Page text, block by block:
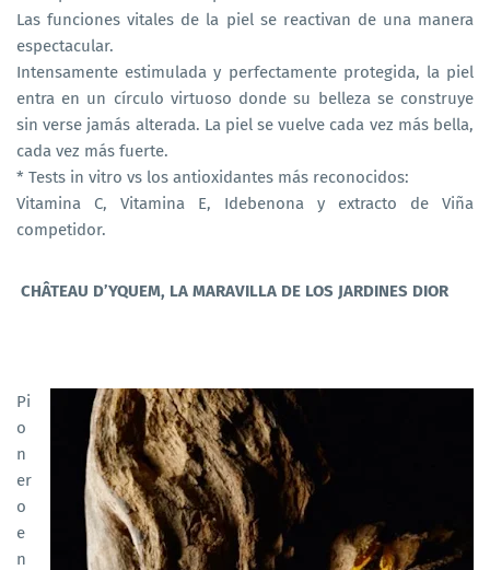
Las funciones vitales de la piel se reactivan de una manera
espectacular.
Intensamente estimulada y perfectamente protegida, la piel
entra en un círculo virtuoso donde su belleza se construye
sin verse jamás alterada. La piel se vuelve cada vez más bella,
cada vez más fuerte.
* Tests in vitro vs los antioxidantes más reconocidos:
Vitamina C, Vitamina E, Idebenona y extracto de Viña
competidor.
CHÂTEAU D’YQUEM, LA MARAVILLA DE LOS JARDINES DIOR
Pi
o
n
er
o
e
n